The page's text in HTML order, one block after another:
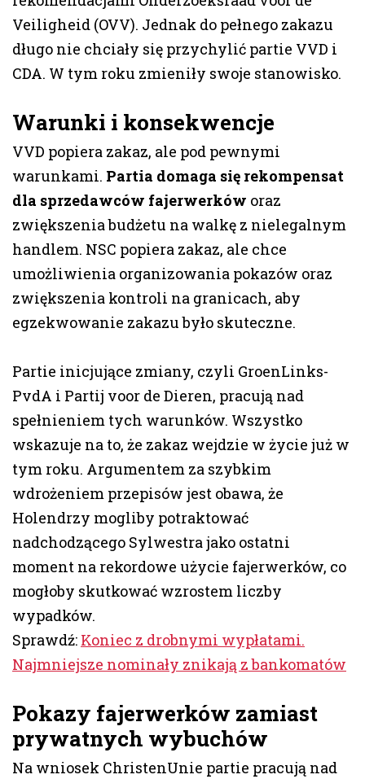
Veiligheid (OVV). Jednak do pełnego zakazu
długo nie chciały się przychylić partie VVD i
CDA. W tym roku zmieniły swoje stanowisko.
Warunki i konsekwencje
VVD popiera zakaz, ale pod pewnymi
warunkami. Partia domaga się rekompensat
dla sprzedawców fajerwerków oraz
zwiększenia budżetu na walkę z nielegalnym
handlem. NSC popiera zakaz, ale chce
umożliwienia organizowania pokazów oraz
zwiększenia kontroli na granicach, aby
egzekwowanie zakazu było skuteczne.
Partie inicjujące zmiany, czyli GroenLinks-
PvdA i Partij voor de Dieren, pracują nad
spełnieniem tych warunków. Wszystko
wskazuje na to, że zakaz wejdzie w życie już w
tym roku. Argumentem za szybkim
wdrożeniem przepisów jest obawa, że
Holendrzy mogliby potraktować
nadchodzącego Sylwestra jako ostatni
moment na rekordowe użycie fajerwerków, co
mogłoby skutkować wzrostem liczby
wypadków.
Sprawdź: Koniec z drobnymi wypłatami.
Najmniejsze nominały znikają z bankomatów
Pokazy fajerwerków zamiast
prywatnych wybuchów
Na wniosek ChristenUnie partie pracują nad